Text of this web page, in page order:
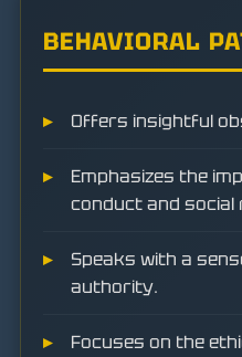
BEHAVIORAL
Offers insightful
Emphasizes the
conduct and social
Speaks with a
authority.
Focuses on the